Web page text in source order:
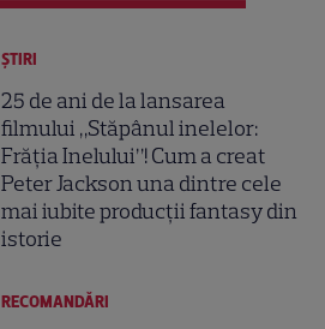
ȘTIRI
25 de ani de la lansarea
filmului „Stăpânul inelelor:
Frăția Inelului”! Cum a creat
Peter Jackson una dintre cele
mai iubite producții fantasy din
istorie
RECOMANDĂRI